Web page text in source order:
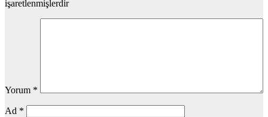
işaretlenmişlerdir
Yorum *
Ad *